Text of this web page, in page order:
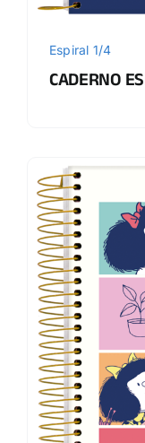
Espiral 1/4
CADERNO